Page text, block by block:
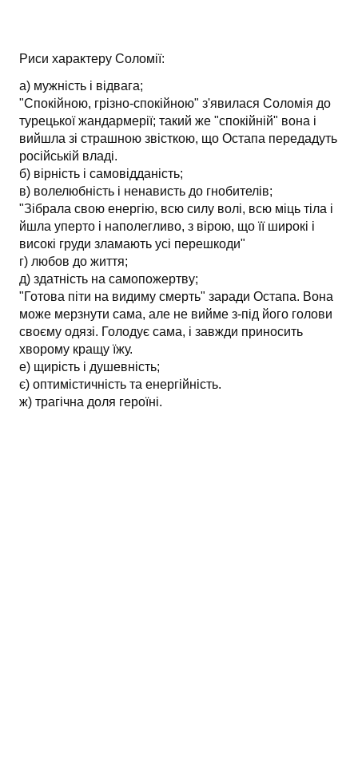
Риси характеру Соломії:
а) мужність і відвага;
"Спокійною, грізно-спокійною" з'явилася Соломія до
турецької жандармерії; такий же "спокійній" вона і
вийшла зі страшною звісткою, що Остапа передадуть
російській владі.
б) вірність і самовідданість;
в) волелюбність і ненависть до гнобителів;
"Зібрала свою енергію, всю силу волі, всю міць тіла і
йшла уперто і наполегливо, з вірою, що її широкі і
високі груди зламають усі перешкоди"
г) любов до життя;
д) здатність на самопожертву;
"Готова піти на видиму смерть" заради Остапа. Вона
може мерзнути сама, але не вийме з-під його голови
своєму одязі. Голодує сама, і завжди приносить
хворому кращу їжу.
е) щирість і душевність;
є) оптимістичність та енергійність.
ж) трагічна доля героїні.